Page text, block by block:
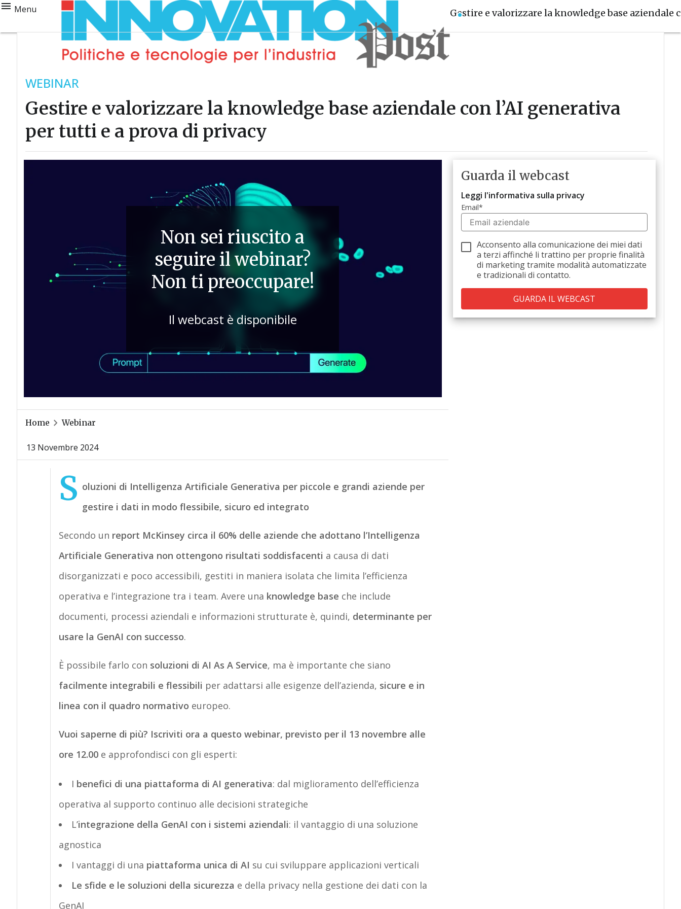
Menu Gestire e valorizzare la knowledge base
WEBINAR
Gestire e valorizzare la knowledge base aziendale con l’AI generativa
per tutti e a prova di privacy
Non sei riuscito a
seguire il webinar?
Non ti preoccupare!
Il webcast è disponibile
Home Webinar
13 Novembre 2024
S oluzioni di Intelligenza Artificiale Generativa per piccole e grandi aziende per
gestire i dati in modo flessibile, sicuro ed integrato
Secondo un report McKinsey circa il 60% delle aziende che adottano l’Intelligenza
Artificiale Generativa non ottengono risultati soddisfacenti a causa di dati
disorganizzati e poco accessibili, gestiti in maniera isolata che limita l’efficienza
operativa e l’integrazione tra i team. Avere una knowledge base che include
documenti, processi aziendali e informazioni strutturate è, quindi, determinante per
usare la GenAI con successo.
È possibile farlo con soluzioni di AI As A Service, ma è importante che siano
facilmente integrabili e flessibili per adattarsi alle esigenze dell’azienda, sicure e in
linea con il quadro normativo europeo.
Vuoi saperne di più? Iscriviti ora a questo webinar, previsto per il 13 novembre alle
ore 12.00e approfondisci con gli esperti:
I benefici di una piattaforma di AI generativa: dal miglioramento dell’efficienza
operativa al supporto continuo alle decisioni strategiche
L’integrazione della GenAI con i sistemi aziendali: il vantaggio di una soluzione
agnostica
I vantaggi di una piattaforma unica di AI su cui sviluppare applicazioni verticali
Le sfide e le soluzioni della sicurezza e della privacy nella gestione dei dati con la
GenAI
Guarda il webcast
Leggi l'informativa sulla privacy
Email*
Acconsento alla comunicazione dei miei dati
aterzi affinché li trattino per proprie finalità
di marketing tramite modalità automatizzate
e tradizionali di contatto.